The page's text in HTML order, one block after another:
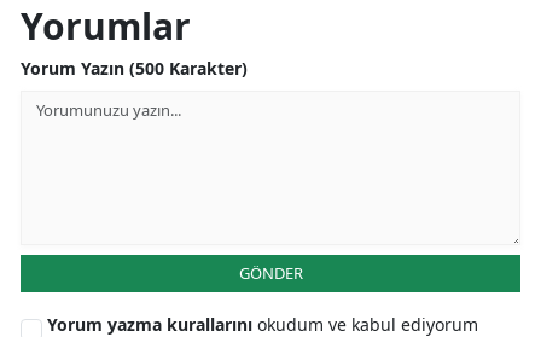
Yorumlar
Yorum Yazın (500 Karakter)
GÖNDER
Yorum yazma kurallarını okudum ve kabul ediyorum